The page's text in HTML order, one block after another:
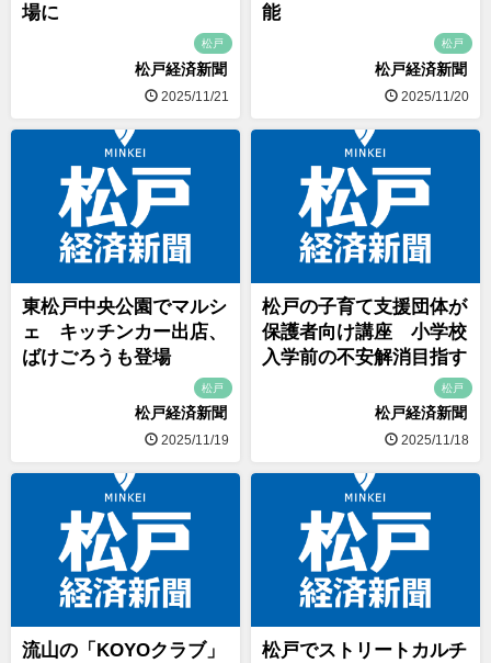
場に
松戸
松戸経済新聞
2025/11/21
能
松戸
松戸経済新聞
2025/11/20
東松戸中央公園でマルシ
ェ キッチンカー出店、
ばけごろうも登場
松戸
松戸経済新聞
2025/11/19
松戸の子育て支援団体が
保護者向け講座 小学校
入学前の不安解消目指す
松戸
松戸経済新聞
2025/11/18
流山の「KOYOクラブ」
松戸でストリートカルチ